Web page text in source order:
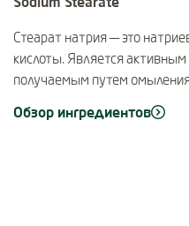
Стеарат натрия — это
кислоты. Является
получаемым путем
Обзор ингредиентов